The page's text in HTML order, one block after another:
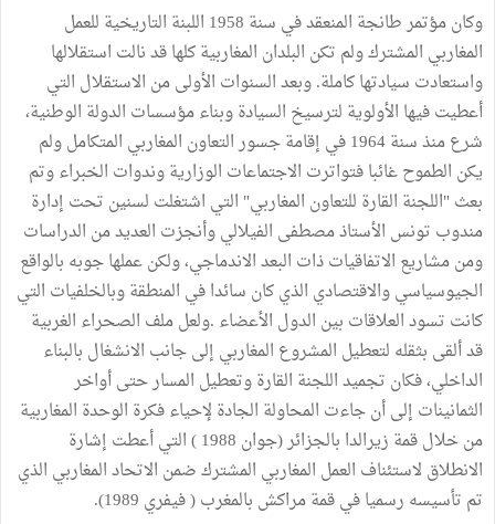
وكان مؤتمر طانجة المنعقد في سنة 1958 اللبنة التاريخية للعمل
المغاربي المشترك ولم تكن البلدان المغاربية كلها قد نالت استقلالها
واستعادت سيادتها كاملة. وبعد السنوات الأولى من الاستقلال التي
أعطيت فيها الأولوية لترسيخ السيادة وبناء مؤسسات الدولة الوطنية،
شرع منذ سنة 1964 في إقامة جسور التعاون المغاربي المتكامل ولم
يكن الطموح غائبا فتواترت الاجتماعات الوزارية وندوات الخبراء وتم
بعث "اللجنة القارة للتعاون المغاربي" التي اشتغلت لسنين تحت إدارة
مندوب تونس الأستاذ مصطفى الفيلالي وأنجزت العديد من الدراسات
ومن مشاريع الاتفاقيات ذات البعد الاندماجي، ولكن عملها جوبه بالواقع
الجيوسياسي والاقتصادي الذي كان سائدا في المنطقة وبالخلفيات التي
كانت تسود العلاقات بين الدول الأعضاء .ولعل ملف الصحراء الغربية
قد ألقى بثقله لتعطيل المشروع المغاربي إلى جانب الانشغال بالبناء
الداخلي، فكان تجميد اللجنة القارة وتعطيل المسار حتى أواخر
الثمانينات إلى أن جاءت المحاولة الجادة لإحياء فكرة الوحدة المغاربية
من خلال قمة زيرالدا بالجزائر (جوان 1988 ) التي أعطت إشارة
الانطلاق لاستئناف العمل المغاربي المشترك ضمن الاتحاد المغاربي الذي
تم تأسيسه رسميا في قمة مراكش بالمغرب ( فيفري 1989).